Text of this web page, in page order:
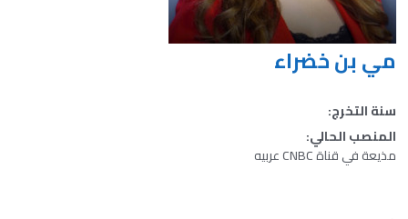
مي بن خضراء
سنة التخرج:
المنصب الحالي:
مذيعة في قناة CNBC عربيه